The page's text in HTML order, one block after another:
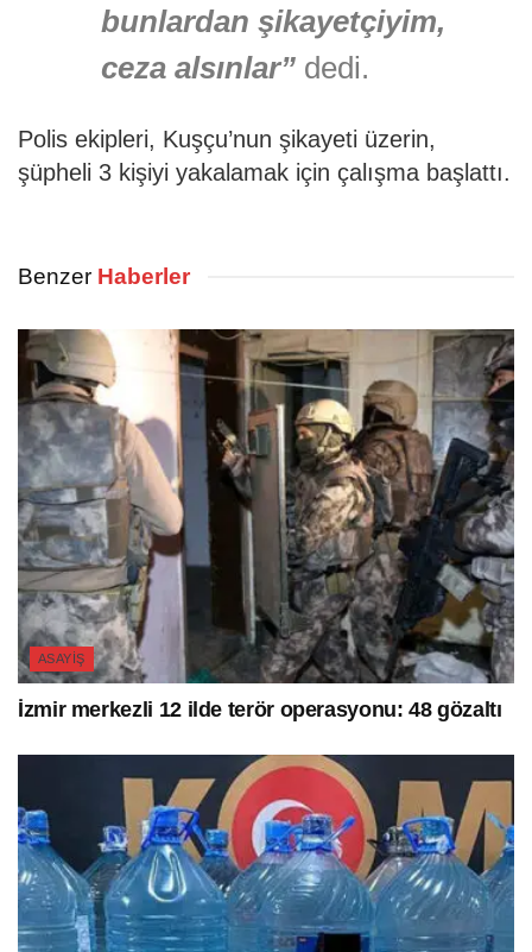
bunlardan şikayetçiyim,
ceza alsınlar” dedi.
Polis ekipleri, Kuşçu’nun şikayeti üzerin,
şüpheli 3 kişiyi yakalamak için çalışma başlattı.
Benzer Haberler
ASAYIŞ
İzmir merkezli 12 ilde terör operasyonu: 48 gözaltı